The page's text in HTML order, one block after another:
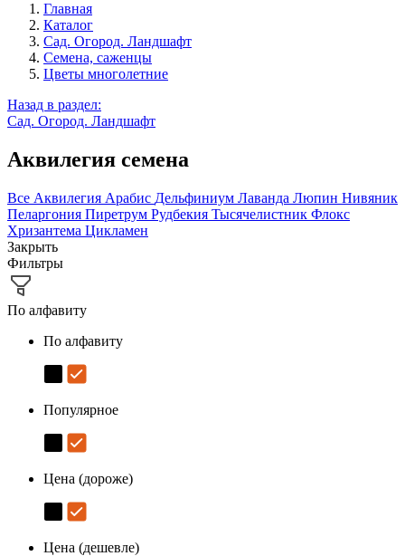
Главная
Каталог
Сад. Огород. Ландшафт
Семена, саженцы
Цветы многолетние
Назад в раздел:
Сад. Огород. Ландшафт
Аквилегия семена
Все Аквилегия Арабис Дельфиниум Лаванда Люпин Нивяник
Пеларгония Пиретрум Рудбекия Тысячелистник Флокс
Хризантема Цикламен
Закрыть
Фильтры
По алфавиту
По алфавиту
Популярное
Цена (дороже)
Цена (дешевле)